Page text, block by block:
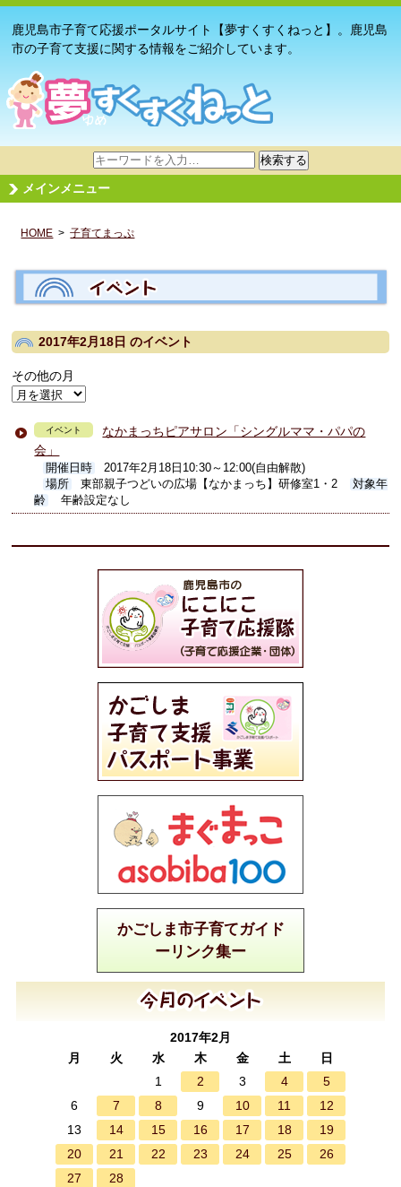
鹿児島市子育て応援ポータルサイト【夢すくすくねっと】。鹿児島
市の子育て支援に関する情報をご紹介しています。
サ
イ
ト
検
検索する
メインメニュー
HOME >子育てまっぷ
2017年2月18日のイベント
その他の月
イベント
なかまっちピアサロン「シングルママ・パパの
会」
開催日時
2017年2月18日10:30～12:00(自由解散)
場所
東部親子つどいの広場【なかまっち】研修室1・2
対象年
齢
年齢設定なし
かごしま市子育てガイド
ーリンク集ー
2017年2月
月
火 水 木 金 土
日
1
2 3 4
5
6
7 8 9 10 11
12
13
14 15 16 17 18
19
20
21 22 23 24 25
26
27
28